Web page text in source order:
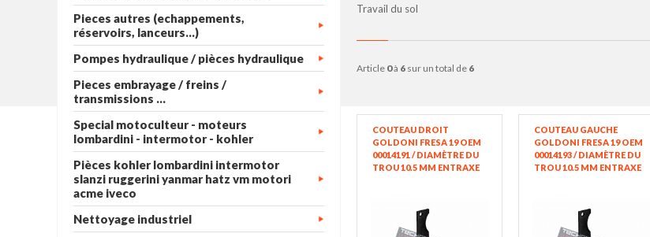
Pieces autres (echappements,
réservoirs, lanceurs...)
Pompes hydraulique / pièces hydraulique
Pieces embrayage / freins /
transmissions ...
Special motoculteur - moteurs
lombardini - intermotor - kohler
Pièces kohler lombardini intermotor
slanzi ruggerini yanmar hatz vm motori
acme iveco
Nettoyage industriel
Travail du sol
article 0à 6 sur un total de 6
COUTEAU DROIT
GOLDONI FRESA 19 OEM
00014191 / DIAMÈTRE DU
TROU 10.5 MM ENTRAXE
COUTEAU GAUCHE
GOLDONI FRESA 19 OEM
00014193 / DIAMÈTRE DU
TROU 10.5 MM ENTRAXE